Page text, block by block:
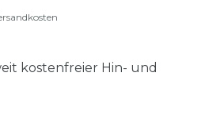
kostenfreier Hin- und